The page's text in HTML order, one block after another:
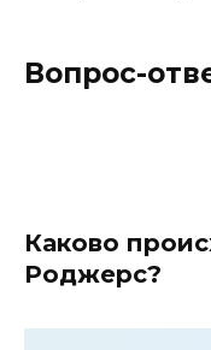
Вопрос-
Каково
Роджерс?